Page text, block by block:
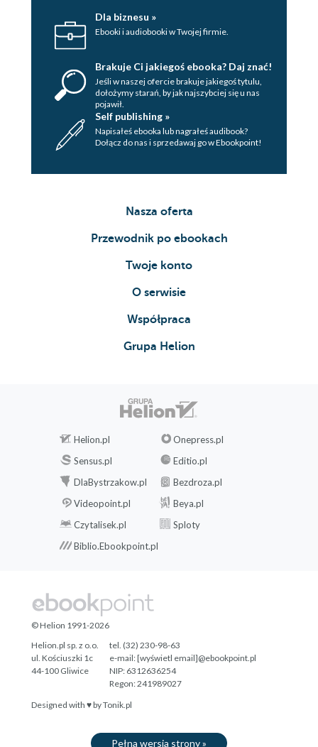
Dla biznesu »
Ebooki i audiobooki w Twojej firmie.
Brakuje Ci jakiegoś ebooka? Daj znać!
Jeśli w naszej ofercie brakuje jakiegoś tytulu,
dołożymy starań, by jak najszybciej się u nas
pojawił.
Self publishing »
Napisałeś ebooka lub nagrałeś audibook?
Dołącz do nas i sprzedawaj go w Ebookpoint!
Nasza oferta
Przewodnik po ebookach
Twoje konto
O serwisie
Współpraca
Grupa Helion
Helion.pl
Onepress.pl
Sensus.pl
Editio.pl
DlaBystrzakow.pl
Bezdroza.pl
Videopoint.pl
Beya.pl
Czytalisek.pl
Sploty
Biblio.Ebookpoint.pl
Designed with ♥ byTonik.pl
© Helion 1991-2026
Helion.pl sp. z o.o.
ul. Kościuszki 1c
44-100 Gliwice
tel. (32) 230-98-63
e-mail:[wyświetl email]@ebookpoint.pl
NIP: 6312636254
Regon: 241989027
Pełna wersja strony »